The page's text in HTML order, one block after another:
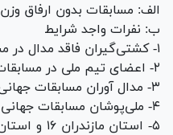
الف: مسابقات بدون ارفاق
ب: نفرات واجد شرایط
۱- کشتی‌گیران فاقد مدال در مسابقات المپیک و جهانی آلبانی
۲- اعضاى تیم ملى در مسابقات قهرمانی آسیا ۲۰۲۴
۳- مدال آوران مسابقات جهانی نوجوانان ۲۰۲۴
۴- ملى‌پوشان مسابقات جهانی جوانان ۲۰۲۴